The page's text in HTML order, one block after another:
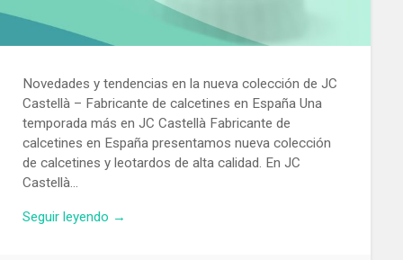
Novedades y tendencias en la nueva colección de JC
Castellà – Fabricante de calcetines en España Una
temporada más en JC Castellà Fabricante de
calcetines en España presentamos nueva colección
de calcetines y leotardos de alta calidad. En JC
Castellà…
Seguir leyendo →